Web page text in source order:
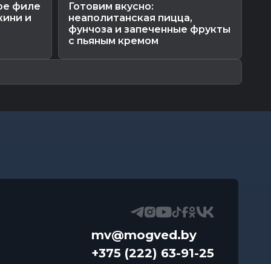
филе
и
Готовим вкусно:
неаполитанская пицца,
фунчоза и запеченные фрукты
с пьяным кремом
mv@mogved.by
+375 (222) 63-91-25